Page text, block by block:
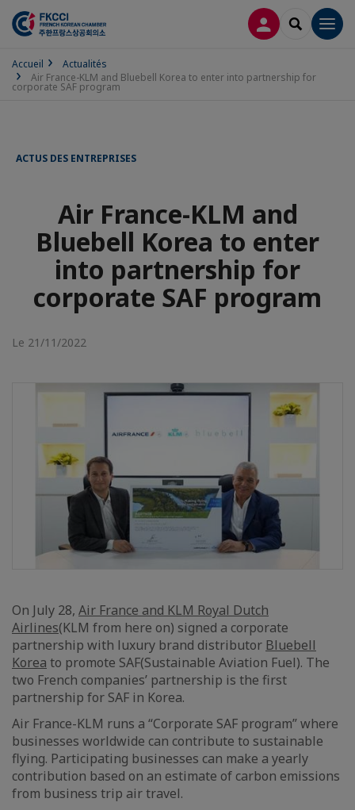
CONNEXION
Accueil
Actualités
Air France-KLM and Bluebell Korea to enter into partnership for
corporate SAF program
ACTUS DES ENTREPRISES
Air France-KLM and
Bluebell Korea to enter
into partnership for
corporate SAF program
Le 21/11/2022
On July 28, Air France and KLM Royal Dutch
Airlines(KLM from here on) signed a corporate
partnership with luxury brand distributor Bluebell
Korea to promote SAF(Sustainable Aviation Fuel). The
two French companies’ partnership is the first
partnership for SAF in Korea.
Air France-KLM runs a “Corporate SAF program” where
businesses worldwide can contribute to sustainable
flying. Participating businesses can make a yearly
contribution based on an estimate of carbon emissions
from business trip air travel.